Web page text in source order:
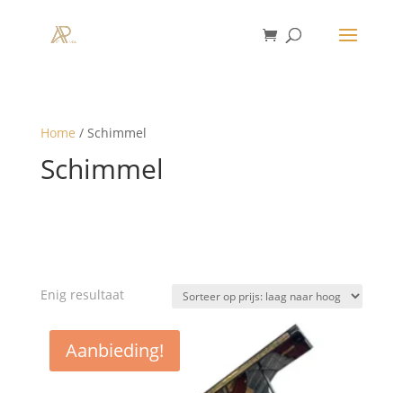
Home / Schimmel
Schimmel
Enig resultaat
Aanbieding!